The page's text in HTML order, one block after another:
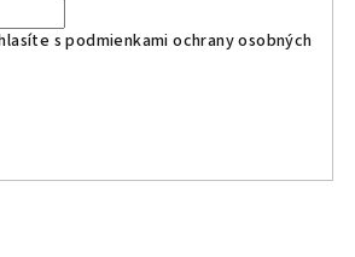
spodmienkami ochrany osobných